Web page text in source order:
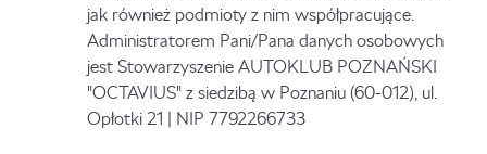
jak również podmioty z nim współpracujące.
Administratorem Pani/Pana danych osobowych
jest Stowarzyszenie AUTOKLUB POZNAŃSKI
"OCTAVIUS" z siedzibą w Poznaniu (60-012), ul.
Opłotki 21 | NIP 7792266733